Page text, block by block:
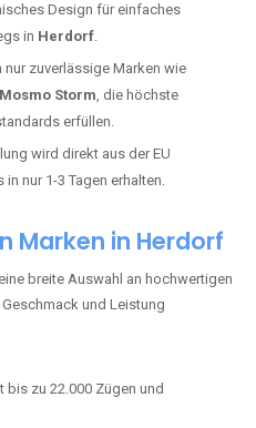
Design für einfaches
in Herdorf.
nur zuverlässige Marken wie
Mosmo Storm, die höchste
erfüllen.
wird direkt aus der EU
nur 1-3 Tagen erhalten.
Marken in Herdorf
breite Auswahl an hochwertigen
und Leistung
bis zu 22.000 Zügen und